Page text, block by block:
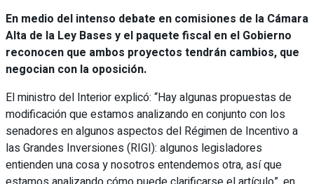
En medio del intenso debate en comisiones de la Cámara
Alta de la Ley Bases y el paquete fiscal en el Gobierno
reconocen que ambos proyectos tendrán cambios, que
negocian con la oposición.
El ministro del Interior explicó: “Hay algunas propuestas de
modificación que estamos analizando en conjunto con los
senadores en algunos aspectos del Régimen de Incentivo a
las Grandes Inversiones (RIGI): algunos legisladores
entienden una cosa y nosotros entendemos otra, así que